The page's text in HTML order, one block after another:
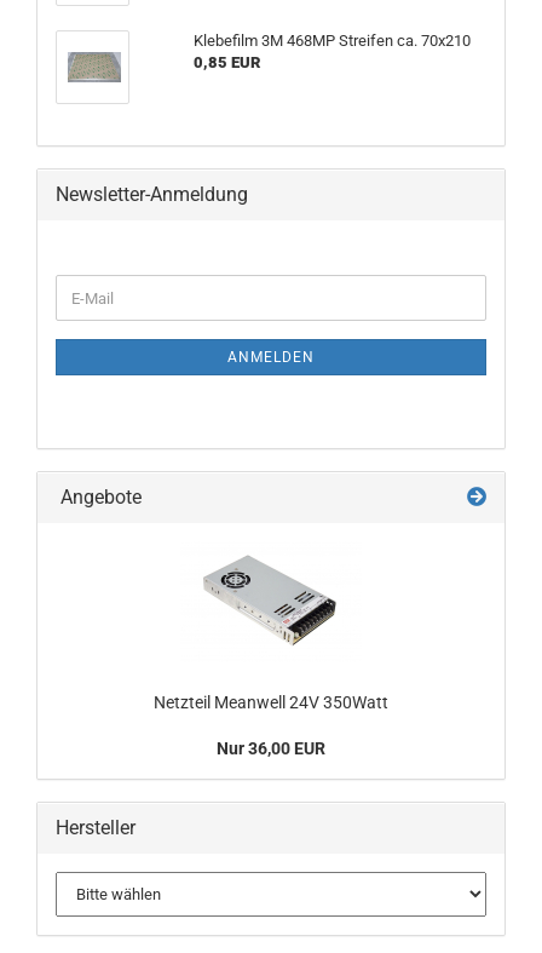
Klebefilm 3M 468MP Streifen ca. 70x210
0,85 EUR
Newsletter-Anmeldung
ZUR
E-
Mail
ANMELDEN
Angebote
Netzteil Meanwell 24V 350Watt
Nur 36,00 EUR
Hersteller